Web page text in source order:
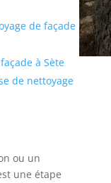
de façade
à Sète
de nettoyage
ou un
une étape